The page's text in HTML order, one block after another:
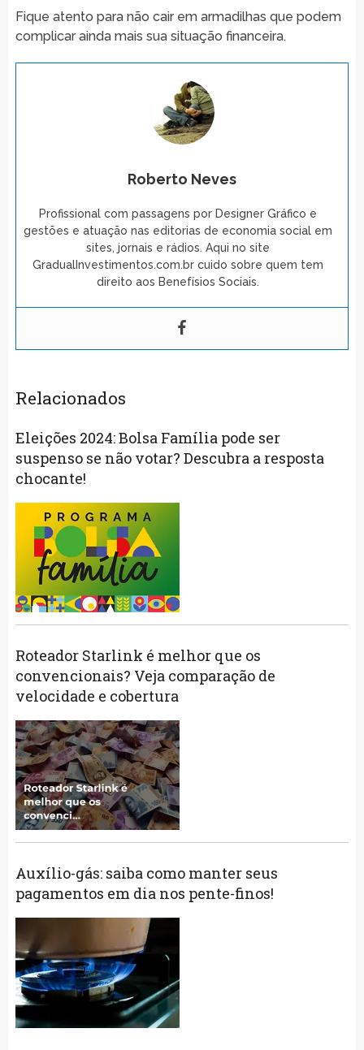
Fique atento para não cair em armadilhas que podem
complicar ainda mais sua situação financeira.
Roberto Neves
Profissional com passagens por Designer Gráfico e
gestões e atuação nas editorias de economia social em
sites, jornais e rádios. Aqui no site
GradualInvestimentos.com.br cuido sobre quem tem
direito aos Benefísios Sociais.
Relacionados
Eleições 2024: Bolsa Família pode ser
suspenso se não votar? Descubra a resposta
chocante!
Roteador Starlink é melhor que os
convencionais? Veja comparação de
velocidade e cobertura
Auxílio-gás: saiba como manter seus
pagamentos em dia nos pente-finos!